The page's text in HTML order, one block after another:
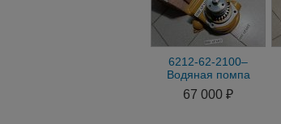
6212-62-2100–
Водяная помпа
Komatsu S6D140,
6212-62-2100,
67 000 ₽